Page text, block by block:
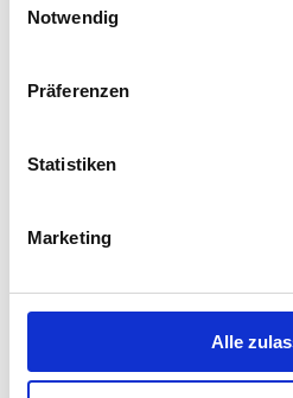
Notwendig
Präferenzen
Statistiken
Marketing
Alle